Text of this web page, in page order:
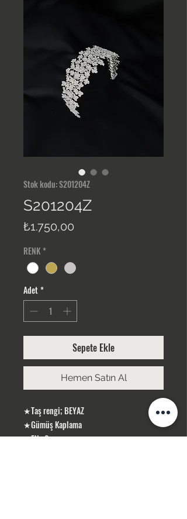
Stok kodu: S201204Z
S201204Z
₺1.750,00
RENK *
Adet*
Sepete Ekle
Hemen Satın Al
★Taş rengi; BEYAZ
★Gümüş Kaplama
★EN : 6 cm